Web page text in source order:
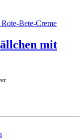
mit